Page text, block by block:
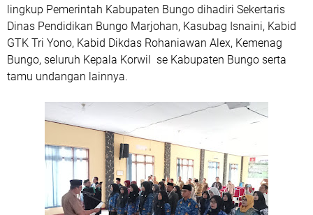
lingkup Pemerintah Kabupaten Bungo dihadiri Sekertaris
Dinas Pendidikan Bungo Marjohan, Kasubag Isnaini, Kabid
GTK Tri Yono, Kabid Dikdas Rohaniawan Alex, Kemenag
Bungo, seluruh Kepala Korwil se Kabupaten Bungo serta
tamu undangan lainnya.